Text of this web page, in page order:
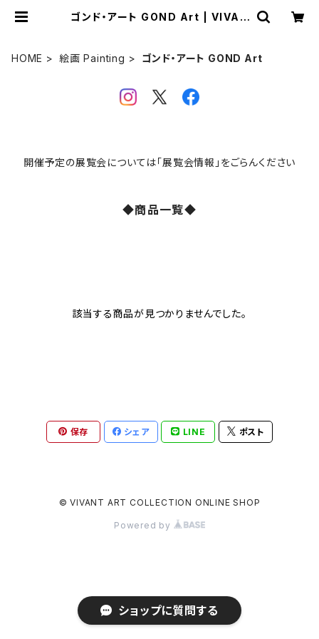
ゴンド・アート GOND Art | VIVAN
HOME
絵画 Painting ゴンド・アート GOND Art
開催予定の展覧会については「展覧会情報」をごらんください
◆商品一覧◆
該当する商品が見つかりませんでした。
保存 シェア LINE ポスト
© VIVANT ART COLLECTION ONLINE SHOP
Powered by
ショップに質問する